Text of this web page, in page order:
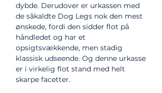
dybde. Derudover er urkassen med
de såkaldte Dog Legs nok den mest
ønskede, fordi den sidder flot på
håndledet og har et
opsigtsvækkende, men stadig
klassisk udseende. Og denne urkasse
er i virkelig flot stand med helt
skarpe facetter.